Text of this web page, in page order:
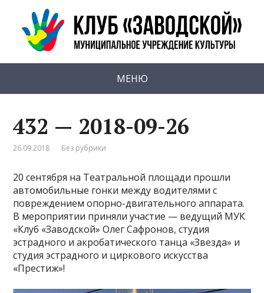
МЕНЮ
432 — 2018-09-26
26.09.2018 Без рубрики
20 сентября на Театральной площади прошли
автомобильные гонки между водителями с
повреждением опорно-двигательного аппарата.
В мероприятии приняли участие — ведущий МУК
«Клуб «Заводской» Олег Сафронов, студия
эстрадного и акробатического танца «Звезда» и
студия эстрадного и циркового искусства
«Престиж»!